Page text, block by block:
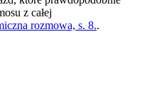
z całej
rozmowa, s. 8..